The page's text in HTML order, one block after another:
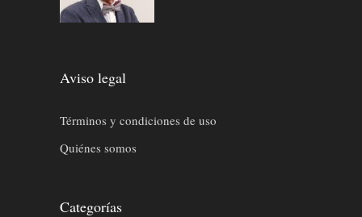
Aviso legal
Términos y condiciones de uso
Quiénes somos
Categorías